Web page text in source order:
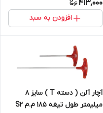
413,000
افزودن به سبد
آچار آلن ( دسته T ) سایز 8
میلیمتر طول تیغه 185 م.م S2